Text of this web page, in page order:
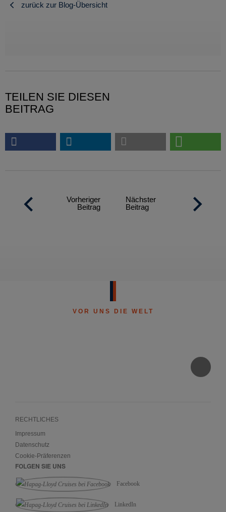
zurück zur Blog-Übersicht
TEILEN SIE DIESEN
BEITRAG
Vorheriger
Beitrag
Nächster
Beitrag
VOR UNS DIE WELT
RECHTLICHES
Impressum
Datenschutz
Cookie-Präferenzen
FOLGEN SIE UNS
Facebook
LinkedIn